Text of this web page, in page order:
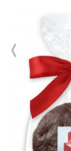
‹